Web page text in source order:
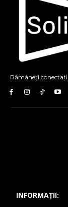
Rămâneți conectați:
INFORMAȚII: